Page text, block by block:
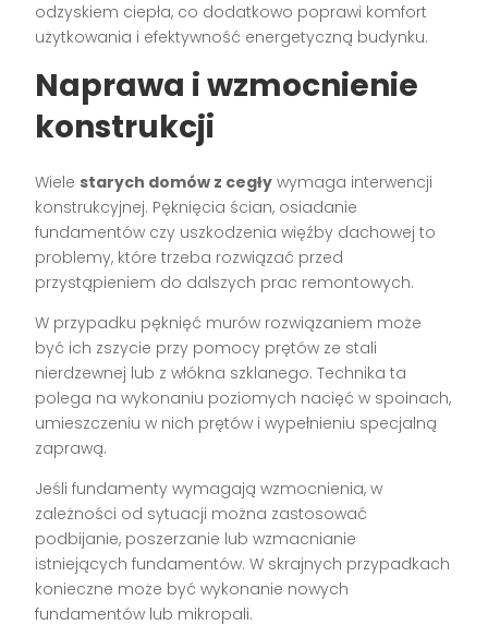
odzyskiem ciepła, co dodatkowo poprawi komfort
użytkowania i efektywność energetyczną budynku.
Naprawa i wzmocnienie
konstrukcji
Wiele starych domów z cegły wymaga interwencji
konstrukcyjnej. Pęknięcia ścian, osiadanie
fundamentów czy uszkodzenia więźby dachowej to
problemy, które trzeba rozwiązać przed
przystąpieniem do dalszych prac remontowych.
W przypadku pęknięć murów rozwiązaniem może
być ich zszycie przy pomocy prętów ze stali
nierdzewnej lub z włókna szklanego. Technika ta
polega na wykonaniu poziomych nacięć w spoinach,
umieszczeniu w nich prętów i wypełnieniu specjalną
zaprawą.
Jeśli fundamenty wymagają wzmocnienia, w
zależności od sytuacji można zastosować
podbijanie, poszerzanie lub wzmacnianie
istniejących fundamentów. W skrajnych przypadkach
konieczne może być wykonanie nowych
fundamentów lub mikropali.